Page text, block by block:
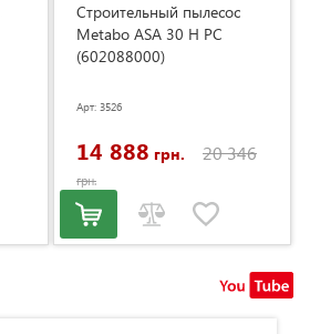
Строительный пылесос
Metabo ASA 30 H PC
(602088000)
Арт: 3526
14 888 грн. 20 346
грн.